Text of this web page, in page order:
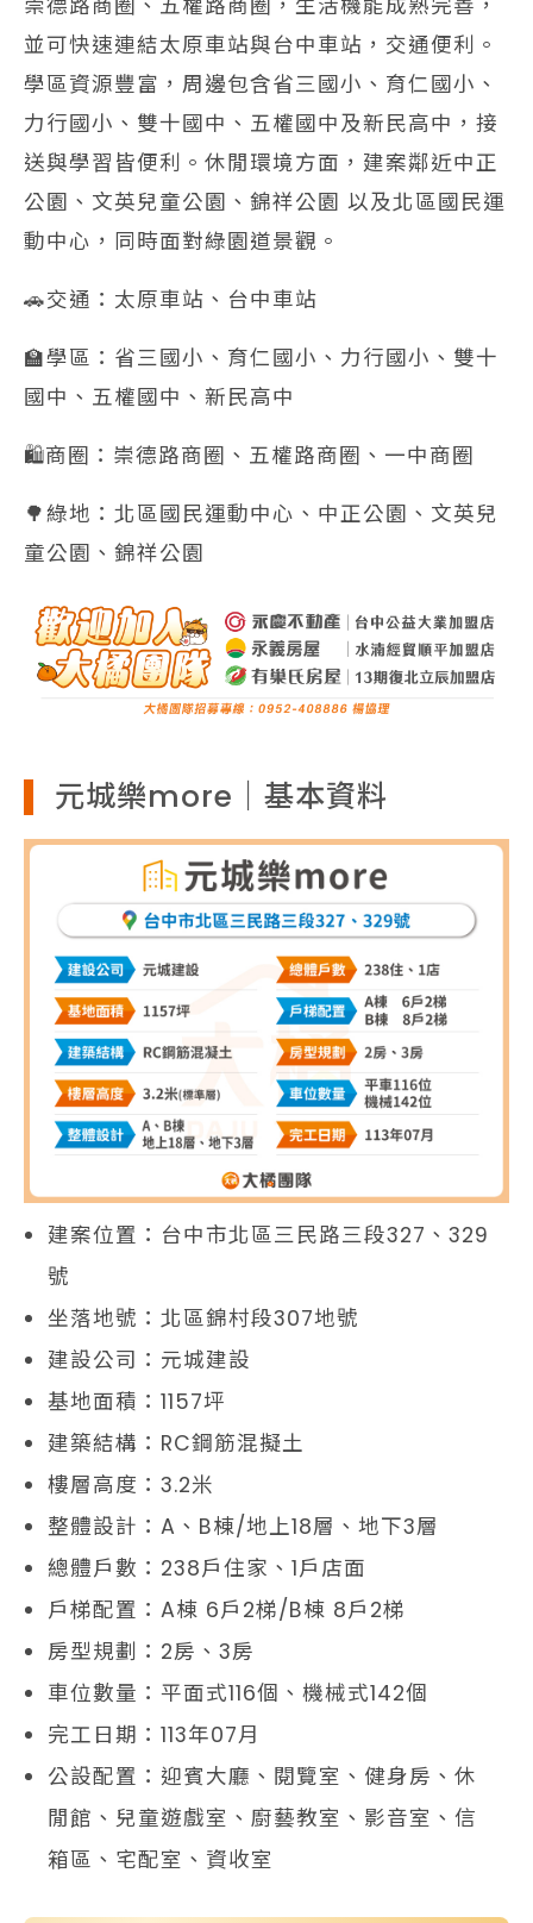
並可快速連結太原車站與台中車站，交通便利。
學區資源豐富，周邊包含省三國小、育仁國小、
力行國小、雙十國中、五權國中及新民高中，接
送與學習皆便利。休閒環境方面，建案鄰近中正
公園、文英兒童公園、錦祥公園 以及北區國民運
動中心，同時面對綠園道景觀。
🚗交通：太原車站、台中車站
🏫學區：省三國小、育仁國小、力行國小、雙十
國中、五權國中、新民高中
🛍️商圈：崇德路商圈、五權路商圈、一中商圈
🌳綠地：北區國民運動中心、中正公園、文英兒
童公園、錦祥公園
元城樂more｜基本資料
建案位置：台中市北區三民路三段327、329
號
坐落地號：北區錦村段307地號
建設公司：元城建設
基地面積：1157坪
建築結構：RC鋼筋混擬土
樓層高度：3.2米
整體設計：A、B棟/地上18層、地下3層
總體戶數：238戶住家、1戶店面
戶梯配置：A棟 6戶2梯/B棟 8戶2梯
房型規劃：2房、3房
車位數量：平面式116個、機械式142個
完工日期：113年07月
公設配置：迎賓大廳、閱覽室、健身房、休
閒館、兒童遊戲室、廚藝教室、影音室、信
箱區、宅配室、資收室